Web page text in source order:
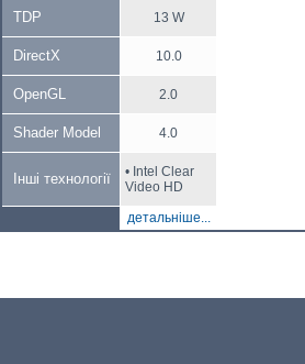
TDP 13 W
DirectX 10.0
OpenGL 2.0
Shader Model 4.0
Інші технології
• Intel Clear
Video HD
детальніше...